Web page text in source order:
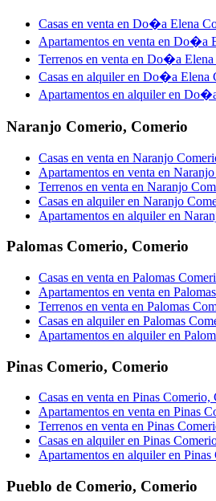
Casas en venta en Do�a Elena
Apartamentos en venta en Do�a
Terrenos en venta en Do�a
Casas en alquiler en Do�a Elena
Apartamentos en alquiler en
Naranjo Comerio, Comerio
Casas en venta en Naranjo
Apartamentos en venta en
Terrenos en venta en Naranjo
Casas en alquiler en Naranjo
Apartamentos en alquiler en
Palomas Comerio, Comerio
Casas en venta en Palomas
Apartamentos en venta en
Terrenos en venta en Palomas
Casas en alquiler en Palomas
Apartamentos en alquiler en
Pinas Comerio, Comerio
Casas en venta en Pinas Comerio,
Apartamentos en venta en Pinas
Terrenos en venta en Pinas
Casas en alquiler en Pinas
Apartamentos en alquiler en
Pueblo de Comerio, Comerio